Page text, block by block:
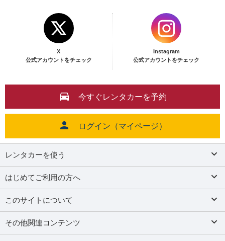
X
公式アカウントをチェック
Instagram
公式アカウントをチェック
今すぐレンタカーを予約
ログイン（マイページ）
レンタカーを使う
はじめてご利用の方へ
このサイトについて
その他関連コンテンツ